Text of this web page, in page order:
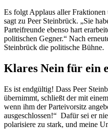
Es folgt Applaus aller Fraktionen
sagt zu Peer Steinbrück. „Sie
Parteifreunde ebenso hart
politischen Gegner.“ Nach
Steinbrück die politische Bühne.
Klares Nein für ein
Es ist endgültig! Dass Peer
übernimmt, schließt der mit
wenn ihm der Parteivorsitz
ausgeschlossen!“ Dafür sei er
polarisiere zu stark, und meine